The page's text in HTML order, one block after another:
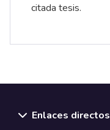
citada tesis.
Enlaces directos